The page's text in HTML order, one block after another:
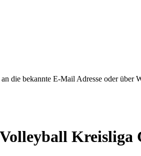
die bekannte E-Mail Adresse oder über
Volleyball Kreisliga